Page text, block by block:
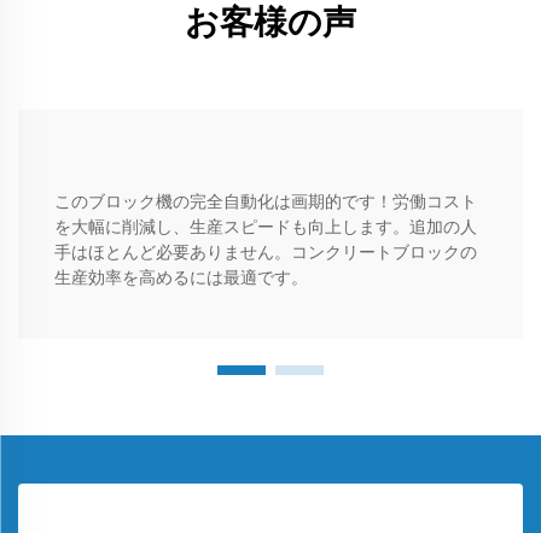
お客様の声
このブロック機の完全自動化は画期的です！労働コスト
を大幅に削減し、生産スピードも向上します。追加の人
手はほとんど必要ありません。コンクリートブロックの
生産効率を高めるには最適です。